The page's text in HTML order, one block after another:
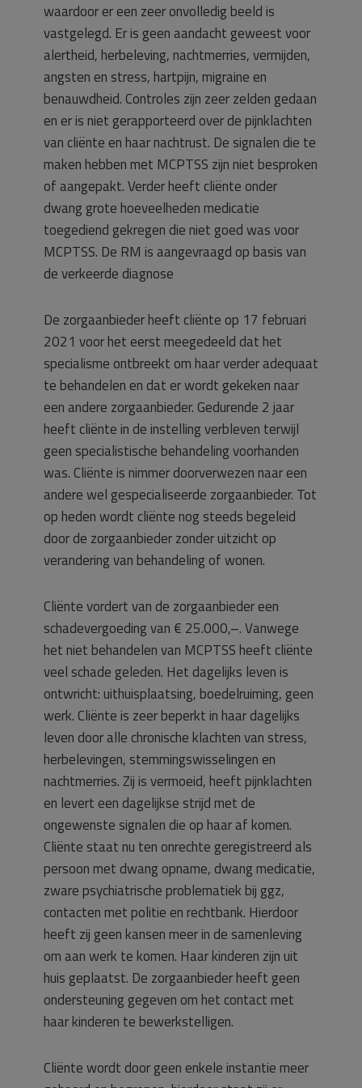
waardoor er een zeer onvolledig beeld is
vastgelegd. Er is geen aandacht geweest voor
alertheid, herbeleving, nachtmerries, vermijden,
angsten en stress, hartpijn, migraine en
benauwdheid. Controles zijn zeer zelden gedaan
en er is niet gerapporteerd over de pijnklachten
van cliënte en haar nachtrust. De signalen die te
maken hebben met MCPTSS zijn niet besproken
of aangepakt. Verder heeft cliënte onder
dwang grote hoeveelheden medicatie
toegediend gekregen die niet goed was voor
MCPTSS. De RM is aangevraagd op basis van
de verkeerde diagnose
De zorgaanbieder heeft cliënte op 17 februari
2021 voor het eerst meegedeeld dat het
specialisme ontbreekt om haar verder adequaat
te behandelen en dat er wordt gekeken naar
een andere zorgaanbieder. Gedurende 2 jaar
heeft cliënte in de instelling verbleven terwijl
geen specialistische behandeling voorhanden
was. Cliënte is nimmer doorverwezen naar een
andere wel gespecialiseerde zorgaanbieder. Tot
op heden wordt cliënte nog steeds begeleid
door de zorgaanbieder zonder uitzicht op
verandering van behandeling of wonen.
Cliënte vordert van de zorgaanbieder een
schadevergoeding van € 25.000,–. Vanwege
het niet behandelen van MCPTSS heeft cliënte
veel schade geleden. Het dagelijks leven is
ontwricht: uithuisplaatsing, boedelruiming, geen
werk. Cliënte is zeer beperkt in haar dagelijks
leven door alle chronische klachten van stress,
herbelevingen, stemmingswisselingen en
nachtmerries. Zij is vermoeid, heeft pijnklachten
en levert een dagelijkse strijd met de
ongewenste signalen die op haar af komen.
Cliënte staat nu ten onrechte geregistreerd als
persoon met dwang opname, dwang medicatie,
zware psychiatrische problematiek bij ggz,
contacten met politie en rechtbank. Hierdoor
heeft zij geen kansen meer in de samenleving
om aan werk te komen. Haar kinderen zijn uit
huis geplaatst. De zorgaanbieder heeft geen
ondersteuning gegeven om het contact met
haar kinderen te bewerkstelligen.
Cliënte wordt door geen enkele instantie meer